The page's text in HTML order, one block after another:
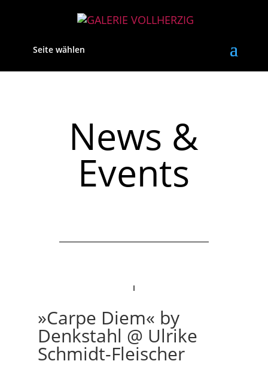
Seite wählen
News &
Events
»Carpe Diem« by
Denkstahl @ Ulrike
Schmidt-Fleischer